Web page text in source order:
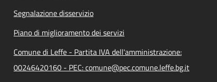
Segnalazione disservizio
Piano di miglioramento dei servizi
Comune di Leffe - Partita IVA dell'amministrazione:
00246420160 - PEC: comune@pec.comune.leffe.bg.it